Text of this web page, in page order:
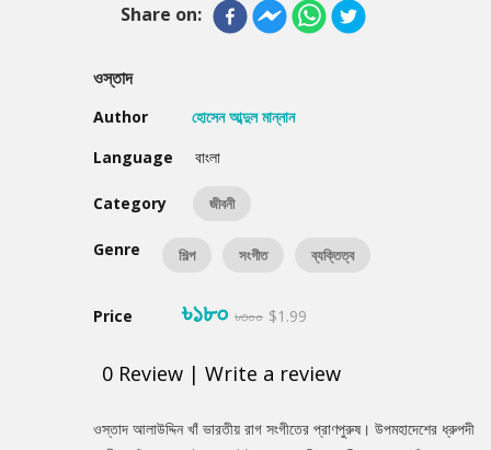
Share on:
ওস্তাদ
Author
হোসেন আব্দুল মান্নান
Language
বাংলা
Category জীবনী
Genre শিল্প সংগীত ব্যক্তিত্ব
Price ৳১৮০ ৳৩০০ $1.99
0 Review | Write a review
Product
Summery
ওস্তাদ আলাউদ্দিন খাঁ ভারতীয় রাগ সংগীতের প্রাণপুরুষ। উপমহাদেশের ধ্রুপদী